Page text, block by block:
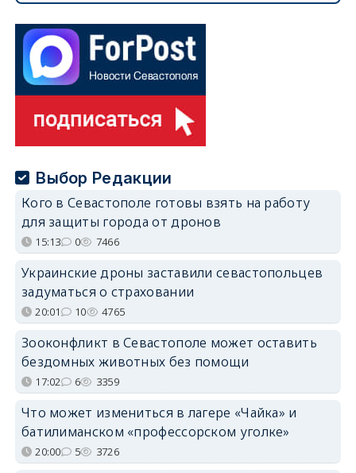
Выбор Редакции
Кого в Севастополе готовы взять на работу
для защиты города от дронов
15:13 0 7466
Украинские дроны заставили севастопольцев
задуматься о страховании
20:01 10 4765
Зооконфликт в Севастополе может оставить
бездомных животных без помощи
17:02 6 3359
Что может измениться в лагере «Чайка» и
батилиманском «профессорском уголке»
20:00 5 3726